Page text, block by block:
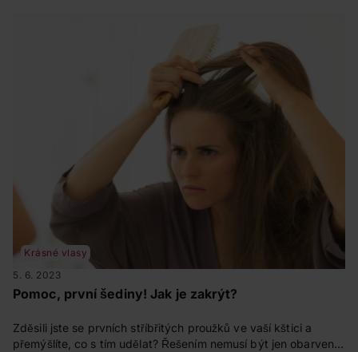
Krásné vlasy
5. 6. 2023
Pomoc, první šediny! Jak je zakrýt?
Zděsili jste se prvních stříbřitých proužků ve vaší kštici a
přemýšlíte, co s tím udělat? Řešením nemusí být jen obarvení,